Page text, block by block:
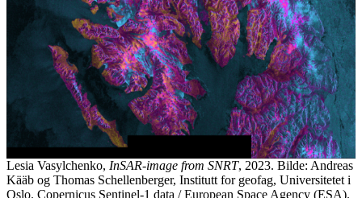
Lesia Vasylchenko, InSAR-image from SNRT, 2023. Bilde: Andreas
Kääb og Thomas Schellenberger, Institutt for geofag, Universitetet i
Oslo. Copernicus Sentinel-1 data / European Space Agency (ESA).